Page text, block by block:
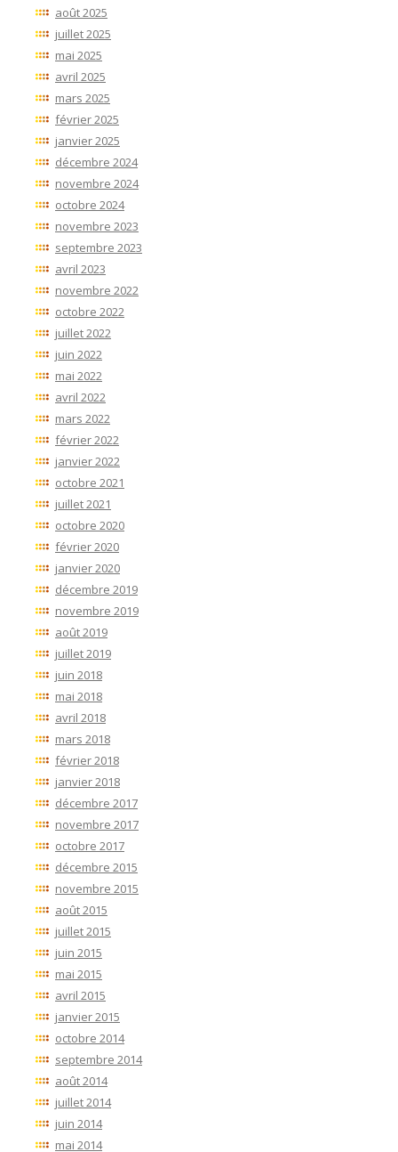
août 2025
juillet 2025
mai 2025
avril 2025
mars 2025
février 2025
janvier 2025
décembre 2024
novembre 2024
octobre 2024
novembre 2023
septembre 2023
avril 2023
novembre 2022
octobre 2022
juillet 2022
juin 2022
mai 2022
avril 2022
mars 2022
février 2022
janvier 2022
octobre 2021
juillet 2021
octobre 2020
février 2020
janvier 2020
décembre 2019
novembre 2019
août 2019
juillet 2019
juin 2018
mai 2018
avril 2018
mars 2018
février 2018
janvier 2018
décembre 2017
novembre 2017
octobre 2017
décembre 2015
novembre 2015
août 2015
juillet 2015
juin 2015
mai 2015
avril 2015
janvier 2015
octobre 2014
septembre 2014
août 2014
juillet 2014
juin 2014
mai 2014